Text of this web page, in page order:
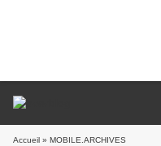
Accueil » MOBILE.ARCHIVES